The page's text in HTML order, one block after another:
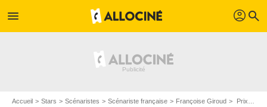
menu profil search
Accueil Stars Scénaristes Scénariste française Françoise Giroud Prix et nominations de Françoise Giroud